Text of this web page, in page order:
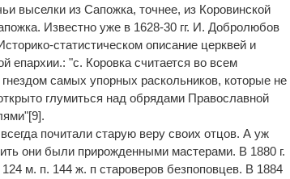
выселки из Сапожка, точнее, из Коровинской
Известно уже в 1628-30 гг. И. Добролюбов
статистическом описание церквей и
епархии.: "с. Коровка считается во всем
самых упорных раскольников, которые не
глумиться над обрядами Православной
всегда почитали старую веру своих отцов. А уж
они были прирожденными мастерами. В 1880 г.
м. п. 144 ж. п староверов безпоповцев. В 1884